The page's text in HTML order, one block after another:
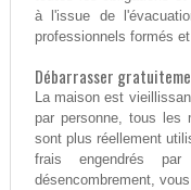
à l'issue de
professionnels formés
Débarrasser
La maison est
par personne, tous les
sont plus réellement
frais engendrés
désencombrement,